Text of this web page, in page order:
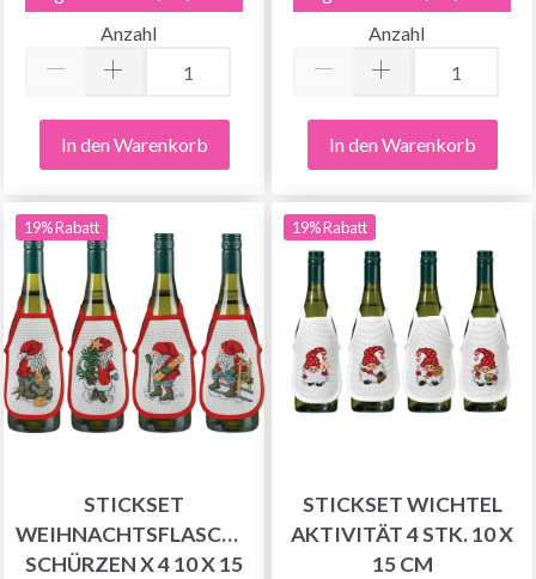
Anzahl
In den Warenkorb
Anzahl
In den Warenkorb
19% Rabatt
STICKSET
WEIHNACHTSFLASCHEN
SCHÜRZEN X 4 10 X 15
19% Rabatt
STICKSET WICHTEL
AKTIVITÄT 4 STK. 10 X
15 CM